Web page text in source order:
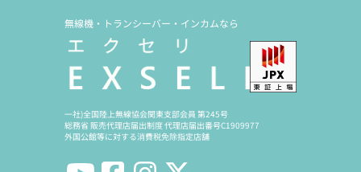
無線機・トランシーバー・インカムなら
一社)全国陸上無線協会関東支部会員 第245号
総務省 販売代理店届出制度 代理店届出番号C1909977
外国公館等に対する消費税免除指定店舗